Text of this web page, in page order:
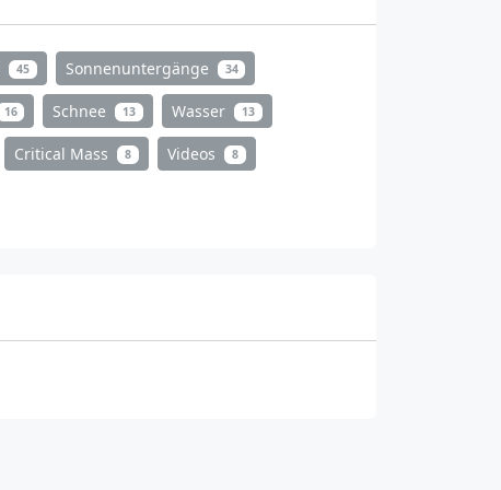
45 Sonnenuntergänge 34
16 Schnee 13 Wasser 13
Critical Mass 8 Videos 8